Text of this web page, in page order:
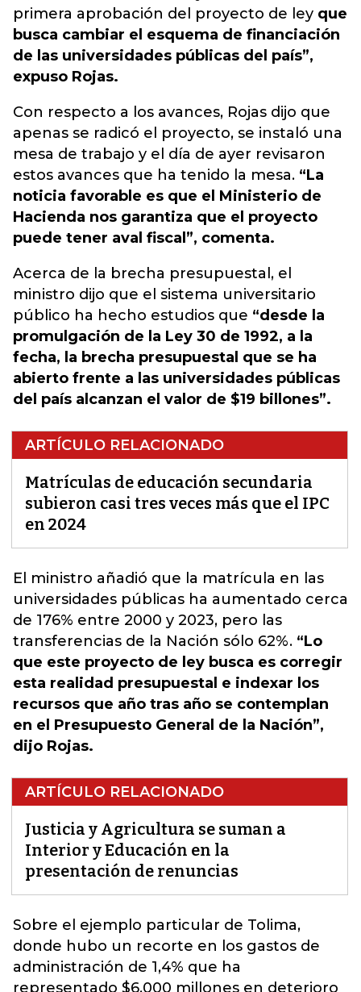
primera aprobación del proyecto de ley que
busca cambiar el esquema de financiación
de las universidades públicas del país”,
expuso Rojas.
Con respecto a los avances, Rojas dijo que
apenas se radicó el proyecto, se instaló una
mesa de trabajo y el día de ayer revisaron
estos avances que ha tenido la mesa. “La
noticia favorable es que el Ministerio de
Hacienda nos garantiza que el proyecto
puede tener aval fiscal”, comenta.
Acerca de la brecha presupuestal, el
ministro dijo que el sistema universitario
público ha hecho estudios que “desde la
promulgación de la Ley 30 de 1992, a la
fecha, la brecha presupuestal que se ha
abierto frente a las universidades públicas
del país alcanzan el valor de $19 billones”.
ARTÍCULO RELACIONADO
Matrículas de educación secundaria
subieron casi tres veces más que el IPC
en 2024
El ministro añadió que la matrícula en las
universidades públicas ha aumentado cerca
de 176% entre 2000 y 2023, pero las
transferencias de la Nación sólo 62%. “Lo
que este proyecto de ley busca es corregir
esta realidad presupuestal e indexar los
recursos que año tras año se contemplan
en el Presupuesto General de la Nación”,
dijo Rojas.
ARTÍCULO RELACIONADO
Justicia y Agricultura se suman a
Interior y Educación en la
presentación de renuncias
Sobre el ejemplo particular de Tolima,
donde hubo un recorte en los gastos de
administración de 1,4% que ha
representado $6.000 millones en deterioro